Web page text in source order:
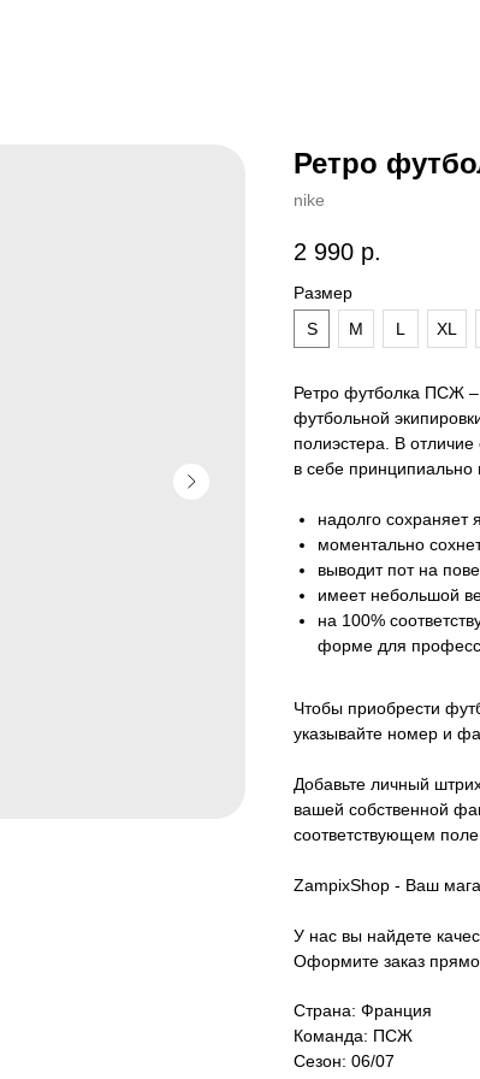
Ретро
nike
2 990 р.
Размер
S
M L XL
Ретро футболка ПСЖ –
футбольной
полиэстера. В отличие
в себе
надолго сохраняет
моментально
выводит пот на
имеет небольшой
на 100%
форме для
Чтобы приобрести
указывайте номер и
Добавьте личный
вашей собственной
соответствующем
ZampixShop - Ваш
У нас вы найдете
Оформите заказ прямо
Страна: Франция
Команда: ПСЖ
Сезон: 06/07